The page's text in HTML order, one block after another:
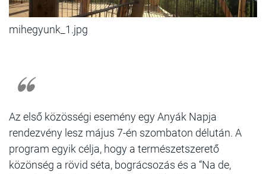
mihegyunk_1.jpg
Az első közösségi esemény egy Anyák Napja
rendezvény lesz május 7-én szombaton délután. A
program egyik célja, hogy a természetszerető
közönség a rövid séta, bográcsozás és a “Na de,